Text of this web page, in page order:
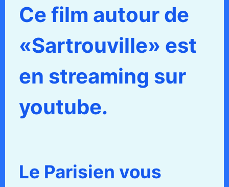
Ce film autour de
«Sartrouville» est
en streaming sur
youtube.
Le Parisien vous